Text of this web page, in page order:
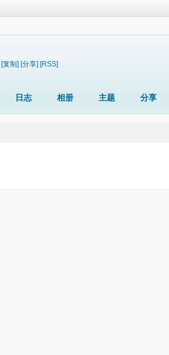
[复制] [分享] [RSS]
日志 相册 主题 分享